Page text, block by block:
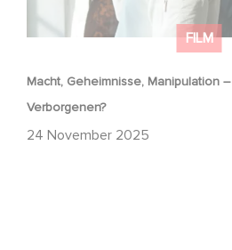
FILM
Macht, Geheimnisse, Manipulation
Verborgenen?
24 November 2025